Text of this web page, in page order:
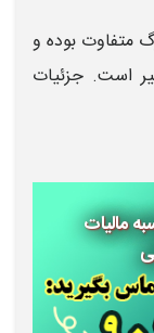
متفاوت بوده و
تا ۲۵ درصد متغیر است. جزئیات
مالیات